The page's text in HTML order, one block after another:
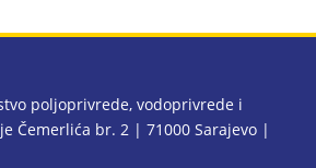
poljoprivrede, vodoprivrede i
Čemerlića br. 2 | 71000 Sarajevo |